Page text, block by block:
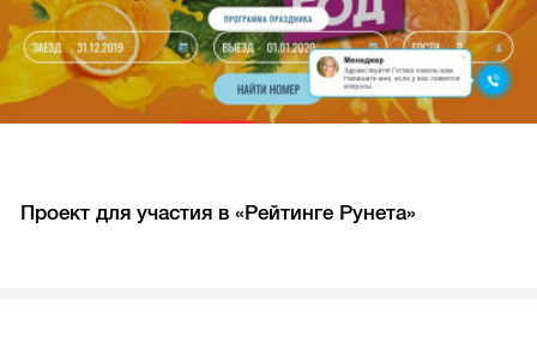
Проект для участия в «Рейтинге Рунета»